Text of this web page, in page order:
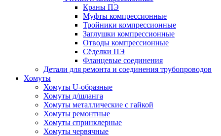
Краны ПЭ
Муфты компрессионные
Тройники компрессионные
Заглушки компрессионные
Отводы компрессионные
Сёделки ПЭ
Фланцевые соединения
Детали для ремонта и соединения трубопроводов
Хомуты
Хомуты U-образные
Хомуты д/шланга
Хомуты металлические с гайкой
Хомуты ремонтные
Хомуты спринклерные
Хомуты червячные